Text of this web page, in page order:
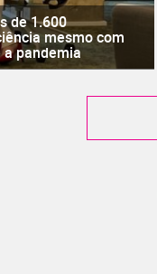
de 1.600
mesmo com
pandemia